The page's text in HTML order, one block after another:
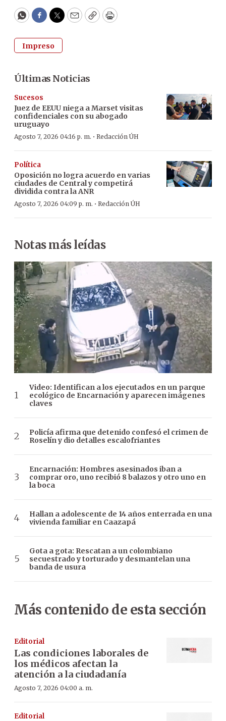
WhatsApp
Facebook
Twitter
EmailCopyPrint
Impreso
Últimas Noticias
Sucesos
Juez de EEUU niega a Marset visitas
confidenciales con su abogado
uruguayo
Agosto 7, 2026 04:16 p. m. · Redacción ÚH
Política
Oposición no logra acuerdo en varias
ciudades de Central y competirá
dividida contra la ANR
Agosto 7, 2026 04:09 p. m. · Redacción ÚH
Notas más leídas
Video: Identifican a los ejecutados en un parque
ecológico de Encarnación y aparecen imágenes
claves
Policía afirma que detenido confesó el crimen de
Roselín y dio detalles escalofriantes
Encarnación: Hombres asesinados iban a
comprar oro, uno recibió 8 balazos y otro uno en
la boca
Hallan a adolescente de 14 años enterrada en una
vivienda familiar en Caazapá
Gota a gota: Rescatan a un colombiano
secuestrado y torturado y desmantelan una
banda de usura
Más contenido de esta sección
Editorial
Las condiciones laborales de
los médicos afectan la
atención a la ciudadanía
Agosto 7, 2026 04:00 a. m.
Editorial